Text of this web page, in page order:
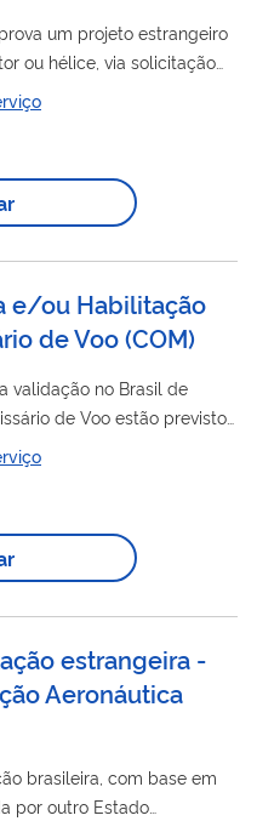
um projeto estrangeiro
ou hélice, via solicitação
estrangeiro, com o
os requisitos brasileiros
ambiental.
e/ou Habilitação
de Voo(COM)
validação no Brasil de
de Voo estão previstos
ANAC pode convalidar
Estado membro da
se tal Estado
de licenças brasileiras.
estrangeira -
Aeronáutica
brasileira, com base em
por outro Estado